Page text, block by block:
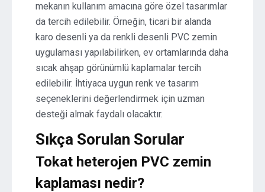
mekanın kullanım amacına göre özel tasarımlar
da tercih edilebilir. Örneğin, ticari bir alanda
karo desenli ya da renkli desenli PVC zemin
uygulaması yapılabilirken, ev ortamlarında daha
sıcak ahşap görünümlü kaplamalar tercih
edilebilir. İhtiyaca uygun renk ve tasarım
seçeneklerini değerlendirmek için uzman
desteği almak faydalı olacaktır.
Sıkça Sorulan Sorular
Tokat heterojen PVC zemin
kaplaması nedir?